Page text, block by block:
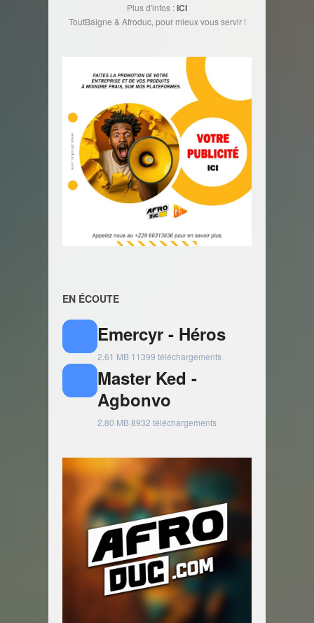
Plus d'infos :ICI
ToutBaigne & Afroduc, pour mieux vous servir !
EN ÉCOUTE
Emercyr - Héros
2.61 MB 11399 téléchargements
Master Ked -
Agbonvo
2.80 MB8932 téléchargements